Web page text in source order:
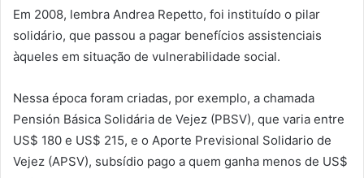
Em 2008, lembra Andrea Repetto, foi instituído o pilar
solidário, que passou a pagar benefícios assistenciais
àqueles em situação de vulnerabilidade social.
Nessa época foram criadas, por exemplo, a chamada
Pensión Básica Solidária de Vejez (PBSV), que varia entre
US$ 180 e US$ 215, e o Aporte Previsional Solidario de
Vejez (APSV), subsídio pago a quem ganha menos de US$